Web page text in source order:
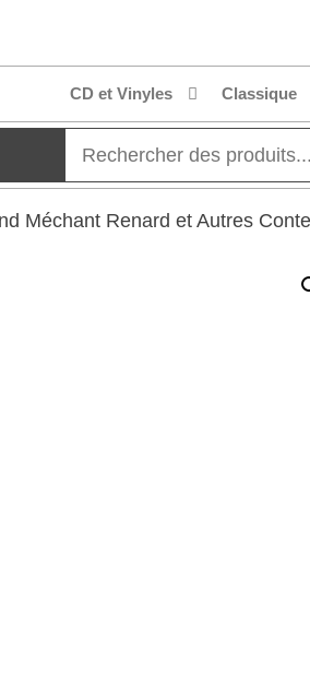
CD et Vinyles Classique
Méchant Renard et Autres